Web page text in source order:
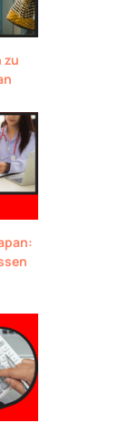
zu